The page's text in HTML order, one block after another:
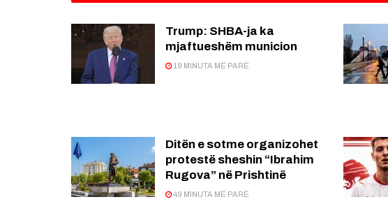
Trump: SHBA-ja ka
mjaftueshëm municion
19 MINUTA MË PARË
Ditën e sotme organizohet
protestë sheshin “Ibrahim
Rugova” në Prishtinë
49 MINUTA MË PARË